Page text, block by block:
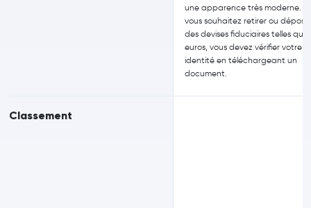
Classement
une apparence très moderne. Si
vous souhaitez retirer ou
des devises fiduciaires telles que
euros, vous devez vérifier votre
identité en téléchargeant un
document.